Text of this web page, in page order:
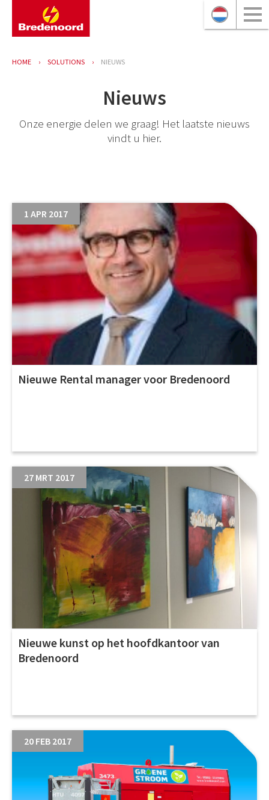
HOME SOLUTIONS NIEUWS
Nieuws
Onze energie delen we graag! Het laatste nieuws
vindt u hier.
1 APR 2017
Nieuwe Rental manager voor Bredenoord
27 MRT 2017
Nieuwe kunst op het hoofdkantoor van
Bredenoord
20 FEB 2017